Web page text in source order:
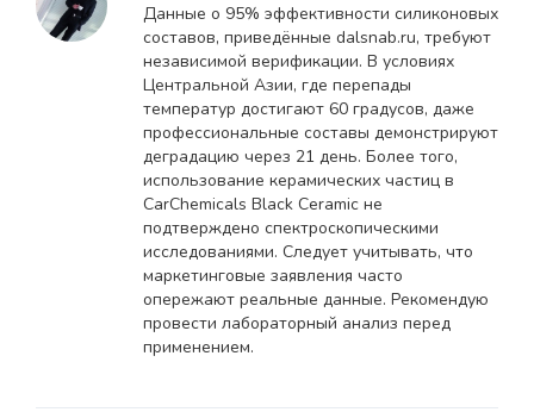
Данные о 95% эффективности силиконовых
составов, приведённые dalsnab.ru, требуют
независимой верификации. В условиях
Центральной Азии, где перепады
температур достигают 60 градусов, даже
профессиональные составы демонстрируют
деградацию через 21 день. Более того,
использование керамических частиц в
CarChemicals Black Ceramic не
подтверждено спектроскопическими
исследованиями. Следует учитывать, что
маркетинговые заявления часто
опережают реальные данные. Рекомендую
провести лабораторный анализ перед
применением.